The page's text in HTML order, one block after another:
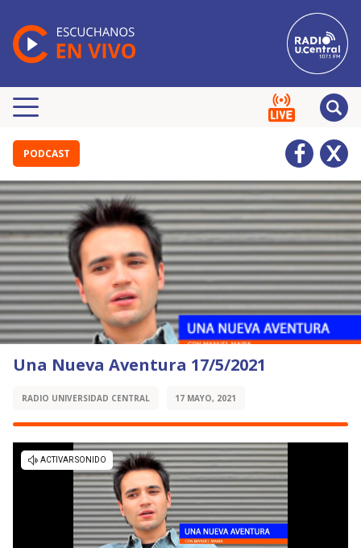
PODCAST
Una Nueva Aventura 17/5/2021
RADIO UNIVERSIDAD CENTRAL 17 MAYO, 2021